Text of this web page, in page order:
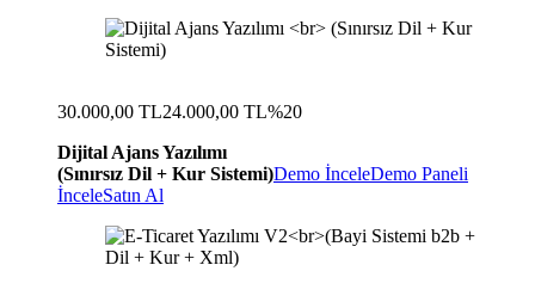
30.000,00 TL24.000,00 TL%20
Dijital Ajans Yazılımı
(Sınırsız Dil + Kur Sistemi)Demo İnceleDemo Paneli
İnceleSatın Al